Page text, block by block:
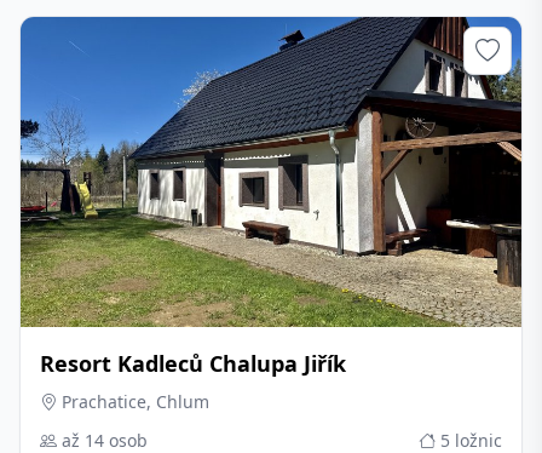
Resort Kadleců Chalupa Jiřík
Prachatice, Chlum
až 14 osob
5 ložnic